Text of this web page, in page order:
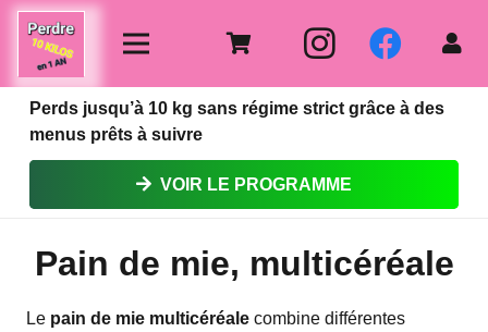
Perds jusqu’à 10 kg sans régime strict grâce à des
menus prêts à suivre
VOIR LE PROGRAMME
Pain de mie, multicéréale
Le pain de mie multicéréale combine différentes